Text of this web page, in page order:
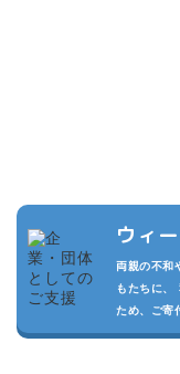
ウィ
両親の不和
もたちに、
ため、ご寄